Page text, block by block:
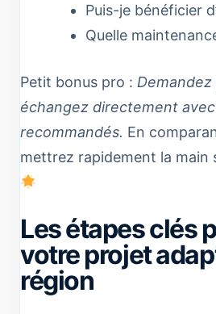
Puis-je bénéficier
Quelle
Petit bonus pro :
échangez directement
recommandés. En
mettrez rapidement la main
Les étapes clés
votre projet
région